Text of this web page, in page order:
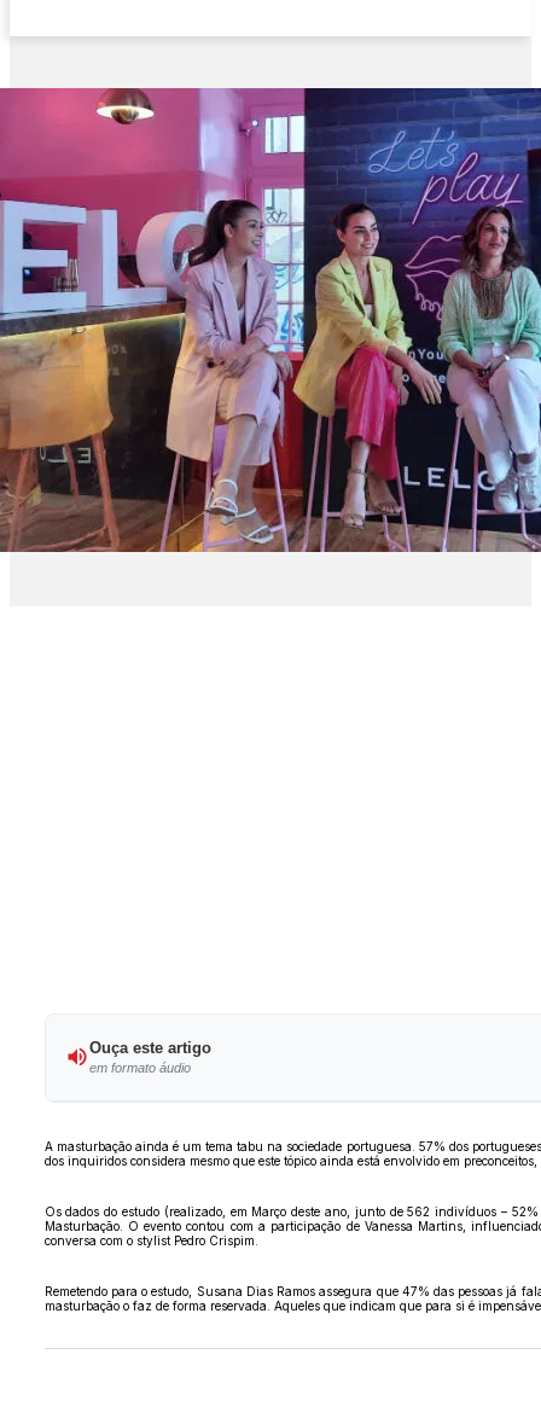
Ouça este artigo
em formato áudio
A masturbação ainda é um tema tabu na sociedade portuguesa. 57% dos
dos inquiridos considera mesmo que este tópico ainda está envolvido em
Os dados do estudo (realizado, em Março deste ano, junto de 562 indivíduos –
Masturbação. O evento contou com a participação de Vanessa Martins,
conversa com o stylist Pedro Crispim.
Remetendo para o estudo, Susana Dias Ramos assegura que 47% das pessoas já
masturbação o faz de forma reservada. Aqueles que indicam que para si é